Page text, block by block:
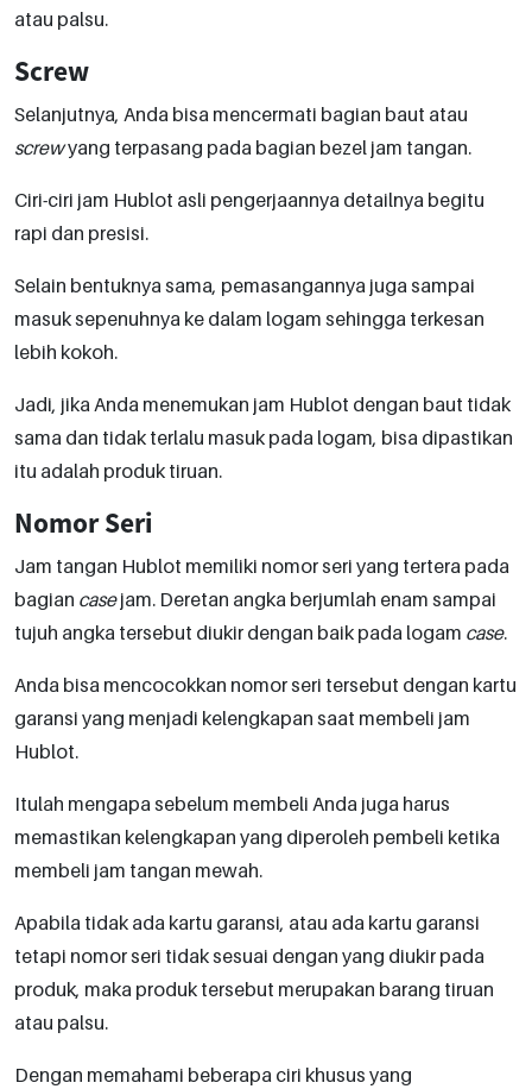
atau palsu.
Screw
Selanjutnya, Anda bisa mencermati bagian baut atau
screwyang terpasang pada bagian bezel jam tangan.
Ciri-ciri jam Hublot asli pengerjaannya detailnya begitu
rapi dan presisi.
Selain bentuknya sama, pemasangannya juga sampai
masuk sepenuhnya ke dalam logam sehingga terkesan
lebih kokoh.
Jadi, jika Anda menemukan jam Hublot dengan baut tidak
sama dan tidak terlalu masuk pada logam, bisa dipastikan
itu adalah produk tiruan.
Nomor Seri
Jam tangan Hublot memiliki nomor seri yang tertera pada
bagian casejam. Deretan angka berjumlah enam sampai
tujuh angka tersebut diukir dengan baik pada logam case.
Anda bisa mencocokkan nomor seri tersebut dengan kartu
garansi yang menjadi kelengkapan saat membeli jam
Hublot.
Itulah mengapa sebelum membeli Anda juga harus
memastikan kelengkapan yang diperoleh pembeli ketika
membeli jam tangan mewah.
Apabila tidak ada kartu garansi, atau ada kartu garansi
tetapi nomor seri tidak sesuai dengan yang diukir pada
produk, maka produk tersebut merupakan barang tiruan
atau palsu.
Dengan memahami beberapa ciri khusus yang